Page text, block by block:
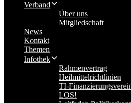
Verband
Über uns
Mitgliedschaft
News
Kontakt
Themen
Infothek
Rahmenvertrag
Heilmittelrichtlinien
TI-
LOS!